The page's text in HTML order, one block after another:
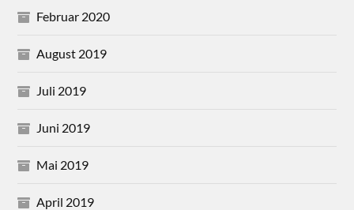
Februar 2020
August 2019
Juli 2019
Juni 2019
Mai 2019
April 2019